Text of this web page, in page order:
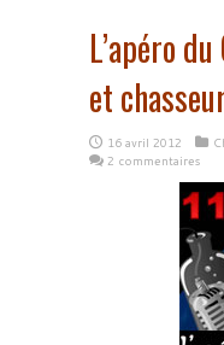
L’apéro
et
16 avril 2012
2 commentaires